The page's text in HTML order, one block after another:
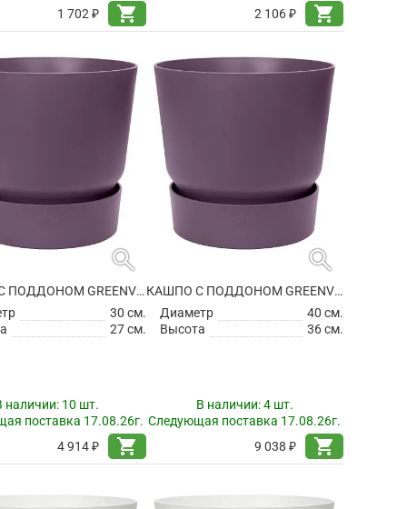
1 702 ₽
shopping_cart
2 106 ₽
shopping_cart
search
КАШПО С ПОДДОНОМ GREENVILLE ROUND VINTAGE PLUM
30 см.
27 см.
наличии: 10 шт.
поставка 17.08.26г.
4 914 ₽
shopping_cart
search
КАШПО С ПОДДОНОМ GREENVILLE ROUND VINTAGE PLUM
Диаметр
40 см.
Высота
36 см.
В наличии:4 шт.
Следующая поставка 17.08.26г.
9 038 ₽
shopping_cart